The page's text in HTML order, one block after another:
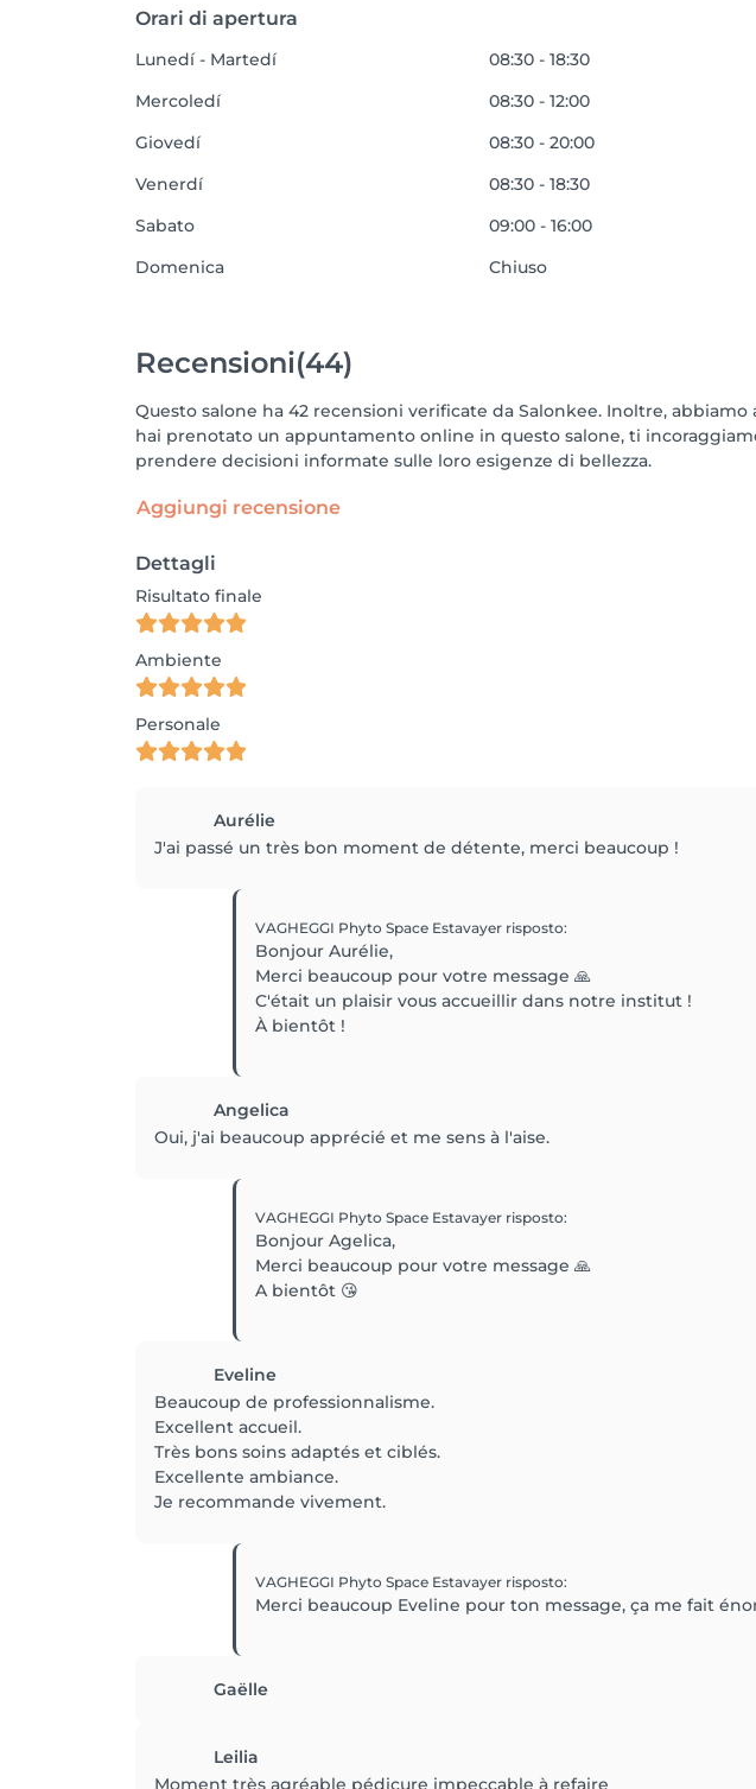
Orari di apertura
Lunedí - Martedí
08:30 - 18:30
Mercoledí
08:30 - 12:00
Giovedí
08:30 - 20:00
Venerdí
08:30 - 18:30
Sabato
09:00 - 16:00
Domenica
Chiuso
Recensioni(44)
Questo salone ha 42 recensioni verificate da Salonkee. Inoltre,
hai prenotato un appuntamento online in questo salone, ti
prendere decisioni informate sulle loro esigenze di bellezza.
Aggiungi recensione
Dettagli
Risultato finale
Ambiente
Personale
Aurélie
J'ai passé un très bon moment de détente, merci beaucoup !
VAGHEGGI Phyto Space Estavayer risposto:
Bonjour Aurélie,
Merci beaucoup pour votre message 🙏
C'était un plaisir vous accueillir dans notre institut !
À bientôt !
Angelica
Oui, j'ai beaucoup apprécié et me sens à l'aise.
VAGHEGGI Phyto Space Estavayer risposto:
Bonjour Agelica,
Merci beaucoup pour votre message 🙏
A bientôt 😘
Eveline
Beaucoup de professionnalisme.
Excellent accueil.
Très bons soins adaptés et ciblés.
Excellente ambiance.
Je recommande vivement.
VAGHEGGI Phyto Space Estavayer risposto:
Merci beaucoup Eveline pour ton message, ça me fait
Gaëlle
Leilia
Moment très agréable pédicure impeccable à refaire